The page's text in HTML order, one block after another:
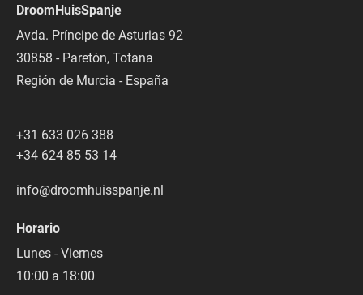
DroomHuisSpanje
Avda. Príncipe de Asturias 92
30858 - Paretón, Totana
Región de Murcia - España
+31 633 026 388
+34 624 85 53 14
info@droomhuisspanje.nl
Horario
Lunes - Viernes
10:00 a 18:00